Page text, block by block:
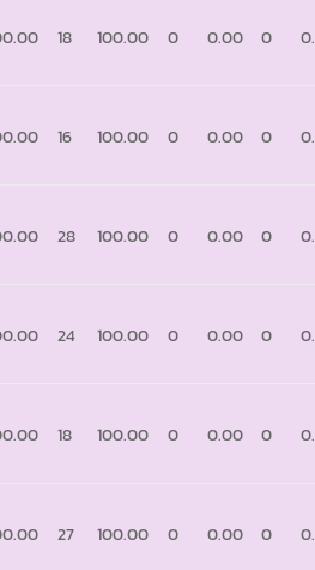
18 100.00 0 0.00 0
16 100.00 0 0.00 0
28 100.00 0 0.00 0
24 100.00 0 0.00 0
18 100.00 0 0.00 0
27 100.00 0 0.00 0